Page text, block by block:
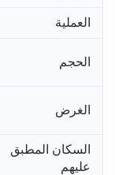
العملية
الحجم
الغرض
السكان المطبق
عليهم